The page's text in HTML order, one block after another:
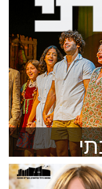
קצבית וסוחפת